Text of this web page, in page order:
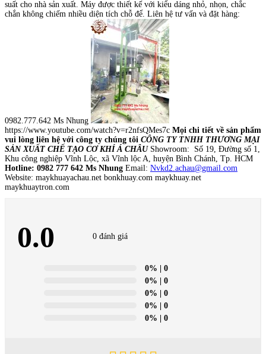
suất cho nhà sản xuất. Máy được thiết kế với kiểu dáng nhỏ, nhọn, chắc
chắn không chiếm nhiều diện tích chỗ để. Liên hệ tư vấn và đặt hàng:
0982.777.642 Ms Nhung
https://www.youtube.com/watch?v=r2nfsQMes7c Mọi chi tiết về sản phẩm
vui lòng liên hệ với công ty chúng tôi CÔNG TY TNHH THƯƠNG MẠI
SẢN XUẤT CHẾ TẠO CƠ KHÍ Á CHÂUShowroom: Số 19, Đường số 1,
Khu công nghiệp Vĩnh Lộc, xã Vĩnh lộc A, huyện Bình Chánh, Tp. HCM
Hotline: 0982 777 642 Ms Nhung Email: Nvkd2.achau@gmail.com
Website: maykhuayachau.net bonkhuay.com maykhuay.net
maykhuaytron.com
0.0 0 đánh giá
0% | 0
0% | 0
0% | 0
0% | 0
0% | 0